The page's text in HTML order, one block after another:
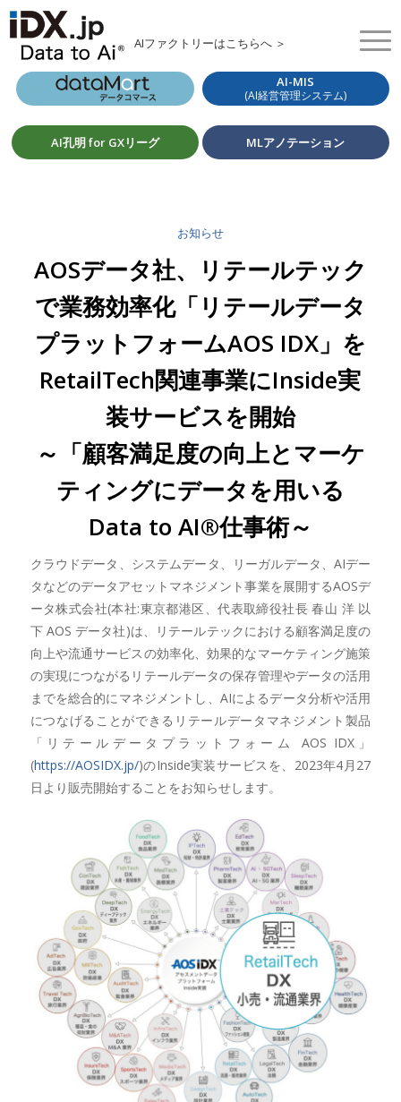
AIファクトリーはこちらへ ＞
AI-MIS
(AI経営管理システム)
AI孔明 for GXリーグ MLアノテーション
お知らせ
AOSデータ社、リテールテック
で業務効率化「リテールデータ
プラットフォームAOS IDX」を
RetailTech関連事業にInside実
装サービスを開始
～「顧客満足度の向上とマーケ
ティングにデータを用いる
Data to AI®仕事術～
クラウドデータ、システムデータ、リーガルデータ、AIデー
タなどのデータアセットマネジメント事業を展開するAOSデ
ータ株式会社(本社:東京都港区、代表取締役社長 春山 洋 以
下 AOS データ社)は、リテールテックにおける顧客満足度の
向上や流通サービスの効率化、効果的なマーケティング施策
の実現につながるリテールデータの保存管理やデータの活用
までを総合的にマネジメントし、AIによるデータ分析や活用
につなげることができるリテールデータマネジメント製品
「リテールデータプラットフォーム AOS IDX」
(https://AOSIDX.jp/)のInside実装サービスを、2023年4月27
日より販売開始することをお知らせします。